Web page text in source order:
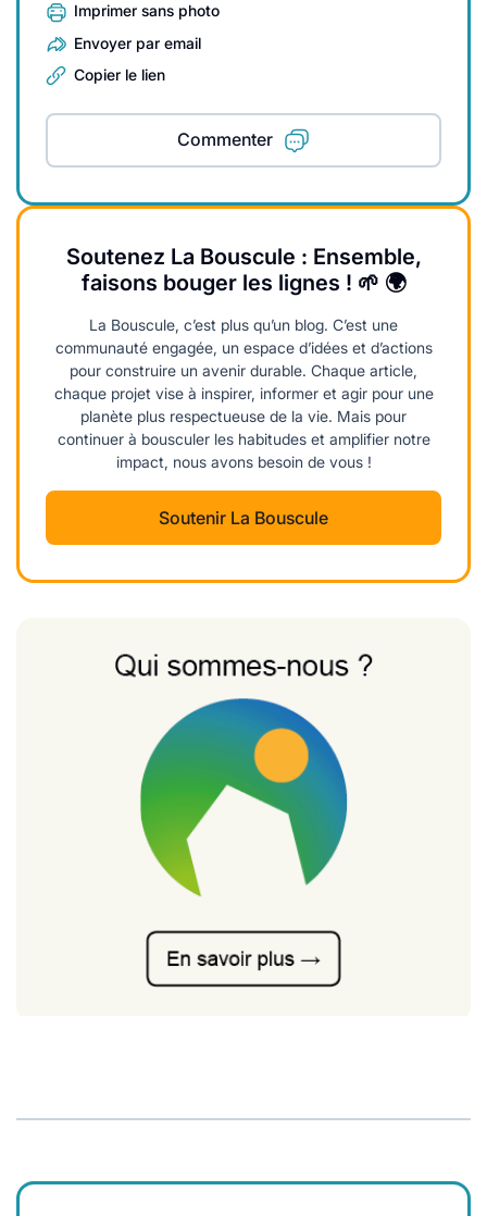
Imprimer sans photo
Envoyer par email
Copier le lien
Commenter
Soutenez La Bouscule : Ensemble,
faisons bouger les lignes ! 🌱 🌍
La Bouscule, c’est plus qu’un blog. C’est une
communauté engagée, un espace d’idées et d’actions
pour construire un avenir durable. Chaque article,
chaque projet vise à inspirer, informer et agir pour une
planète plus respectueuse de la vie. Mais pour
continuer à bousculer les habitudes et amplifier notre
impact, nous avons besoin de vous !
Soutenir La Bouscule